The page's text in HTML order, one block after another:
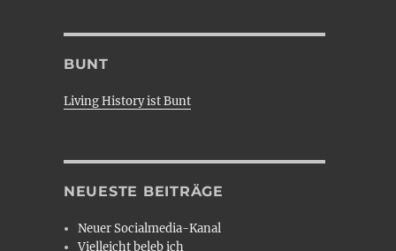
BUNT
Living History ist Bunt
NEUESTE BEITRÄGE
Neuer Socialmedia-Kanal
Vielleicht beleb ich